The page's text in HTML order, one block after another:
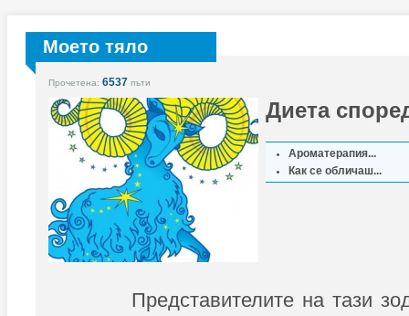
Моето тяло
Прочетена: 6537 пъти
Диета
Ароматерапия...
Как се обличаш...
Представителите на тази